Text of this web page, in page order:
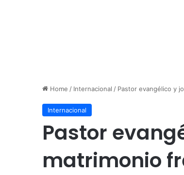
Home / Internacional / Pastor evangélico y
Internacional
Pastor
matrimonio